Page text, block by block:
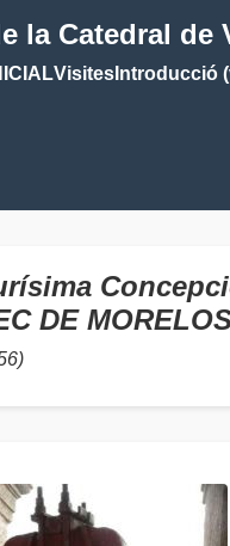
la Catedral de
VisitesIntroducció
DE